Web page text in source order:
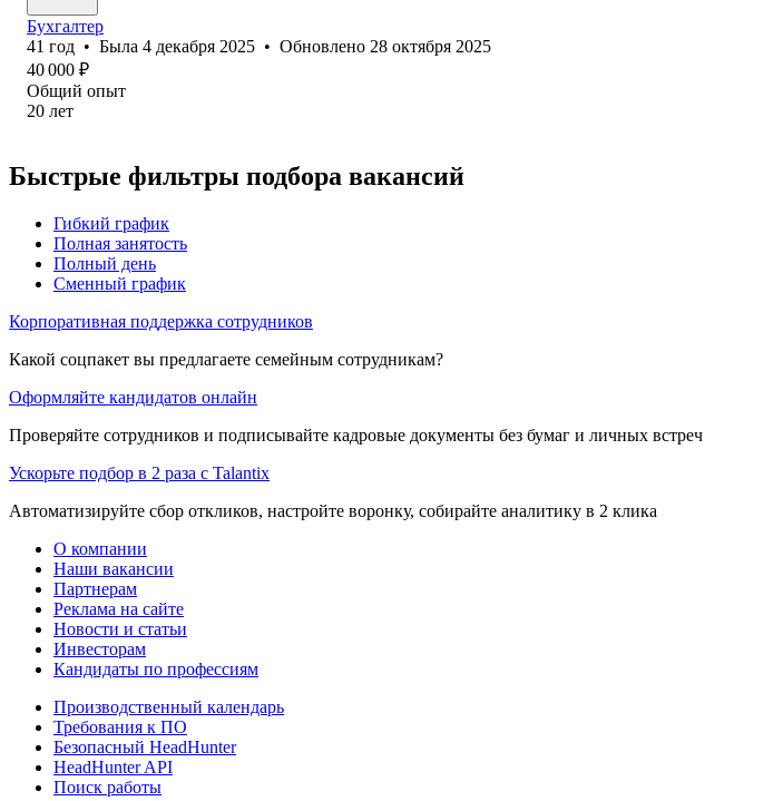
Бухгалтер
41 год • Была 4 декабря 2025 • Обновлено 28 октября 2025
40 000 ₽
Общий опыт
20 лет
Быстрые фильтры подбора вакансий
Гибкий график
Полная занятость
Полный день
Сменный график
Корпоративная поддержка сотрудников
Какой соцпакет вы предлагаете семейным сотрудникам?
Оформляйте кандидатов онлайн
Проверяйте сотрудников и подписывайте кадровые документы без бумаг и личных встреч
Ускорьте подбор в 2 раза с Talantix
Автоматизируйте сбор откликов, настройте воронку, собирайте аналитику в 2 клика
О компании
Наши вакансии
Партнерам
Реклама на сайте
Новости и статьи
Инвесторам
Кандидаты по профессиям
Производственный календарь
Требования к ПО
Безопасный HeadHunter
HeadHunter API
Поиск работы